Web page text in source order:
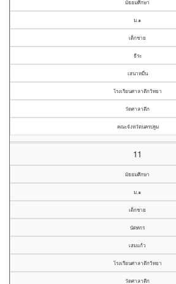
มัธยมศึกษา
ม.๑
เด็กชาย
ธีระ
เสนาหมื่น
โรงเรียนศาลาตึกวิทยา
วัดศาลาตึก
คณะจังหวัดนครปฐม
11
มัธยมศึกษา
ม.๑
เด็กชาย
นัดทกร
เสมแก้ว
โรงเรียนศาลาตึกวิทยา
วัดศาลาตึก